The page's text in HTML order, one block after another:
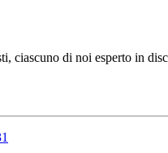
ciascuno di noi esperto in